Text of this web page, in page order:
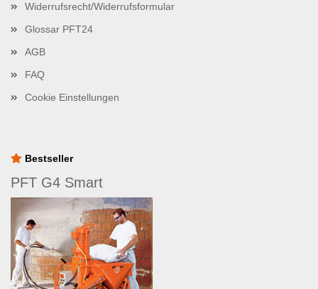
Widerrufsrecht/Widerrufsformular
Glossar PFT24
AGB
FAQ
Cookie Einstellungen
Bestseller
PFT G4 Smart